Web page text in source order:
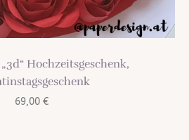
Hochzeitsgeschenk,
69,00 €